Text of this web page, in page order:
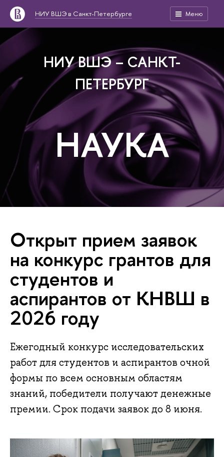
НИУ ВШЭ в Санкт-Петербурге Меню
НИУ ВШЭ – САНКТ-
ПЕТЕРБУРГ
НАУКА
Открыт прием заявок
на конкурс грантов для
студентов и
аспирантов от КНВШ в
2026 году
Ежегодный конкурс исследовательских
работ для студентов и аспирантов очной
формы по всем основным областям
знаний, победители получают денежные
премии. Срок подачи заявок до 8 июня.